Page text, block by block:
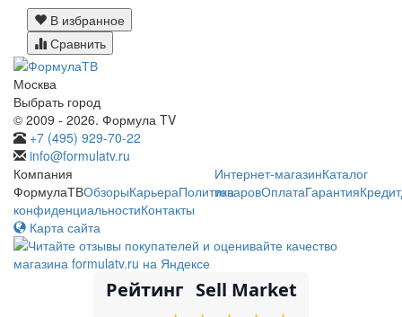
В избранное
Сравнить
Москва
Выбрать город
© 2009 - 2026. Формула TV
+7 (495) 929-70-22
info@formulatv.ru
Компания
ФормулаТВОбзорыКарьераПолитика
конфиденциальностиКонтакты
Интернет-магазинКаталог
товаровОплатаГарантияКредит
Карта сайта
Рейтинг Sell Market